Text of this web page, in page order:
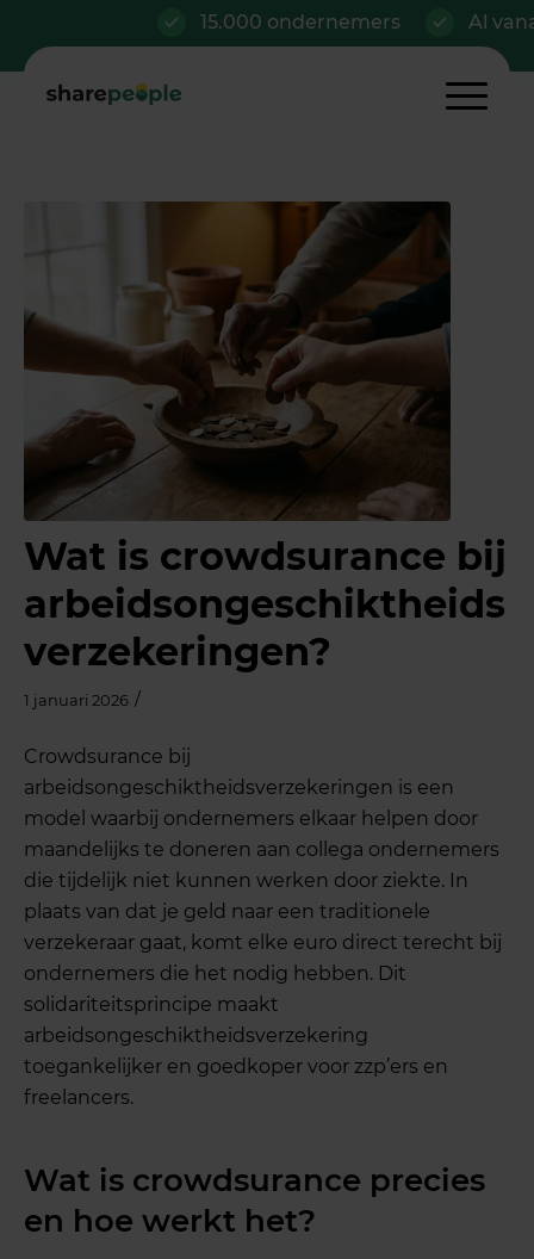
15.000 ondernemers Al vanaf €42/
Wat is crowdsurance bij
arbeidsongeschiktheids
verzekeringen?
1 januari 2026 /
Crowdsurance bij
arbeidsongeschiktheidsverzekeringen is een
model waarbij ondernemers elkaar helpen door
maandelijks te doneren aan collega ondernemers
die tijdelijk niet kunnen werken door ziekte. In
plaats van dat je geld naar een traditionele
verzekeraar gaat, komt elke euro direct terecht bij
ondernemers die het nodig hebben. Dit
solidariteitsprincipe maakt
arbeidsongeschiktheidsverzekering
toegankelijker en goedkoper voor zzp’ers en
freelancers.
Wat is crowdsurance precies
en hoe werkt het?